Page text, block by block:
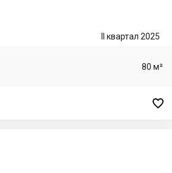
II квартал 2025
80 м²
